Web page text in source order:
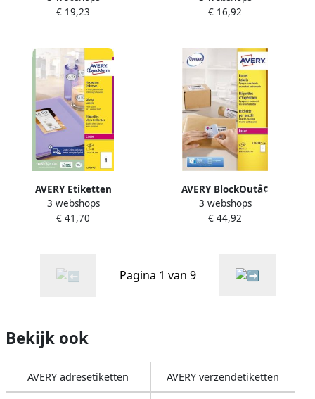
vellen 24 per vel 63 5 x 33 9
€ 19,23
etiketten ft 25 4 x 10 mm (b
€ 16,92
AVERY Etiketten
hoogglanzend ft 210 x 297
mm (b x h) doos van 40
3 webshops
€ 41,70
AVERY BlockOutâ¢
verzendetiketten 199 6 x
289 1 mm wit Laserprinter
3 webshops
€ 44,92
Pagina 1 van 9
Bekijk ook
AVERY adresetiketten AVERY verzendetiketten